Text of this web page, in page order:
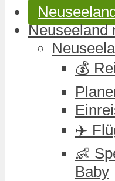
Neuseeland
💰
✈️
👶
Baby